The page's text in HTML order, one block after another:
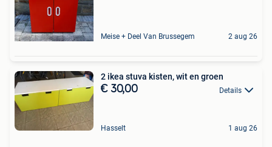
Meise + Deel Van Brussegem 2 aug 26
2 ikea stuva kisten, wit en groen
€ 30,00 Details
Hasselt 1 aug 26